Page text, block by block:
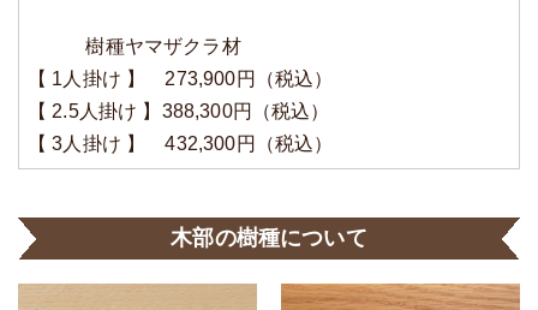
樹種ヤマザクラ材
【 1人掛け 】 273,900円（税込）
【 2.5人掛け 】388,300円（税込）
【 3人掛け 】 432,300円（税込）
木部の樹種について